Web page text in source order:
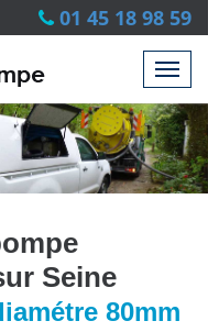
01 45 18 98 59
Seine
80mm